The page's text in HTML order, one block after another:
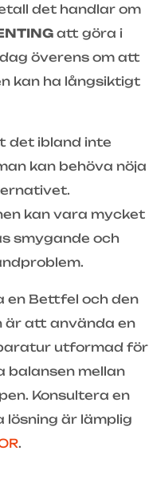
det handlar om
att göra i
överens om att
kan ha långsiktigt
det ibland inte
kan behöva nöja
kan vara mycket
smygande och
Bettfel och den
är att använda en
utformad för
balansen mellan
Konsultera en
lösning är lämplig
.